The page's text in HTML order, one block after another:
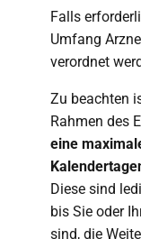
Falls
Umfang
verordnet
Zu beachten
Rahmen des
eine
Diese sind
bis Sie oder
sind, die